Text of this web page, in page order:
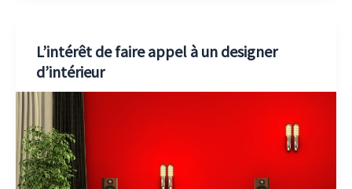
L’intérêt de faire appel à un designer
d’intérieur